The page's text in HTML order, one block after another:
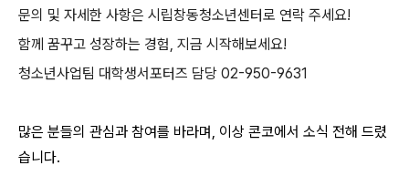
문의 및 자세한 사항은 시립창동청소년센터로 연락 주세요!
함께 꿈꾸고 성장하는 경험, 지금 시작해보세요!
청소년사업팀 대학생서포터즈 담당 02-950-9631
많은 분들의 관심과 참여를 바라며, 이상 콘코에서 소식 전해 드렸
습니다.